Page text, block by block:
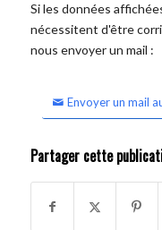
Si les données
nécessitent d'être
nous envoyer un mail :
Envoyer un mail
Partager cette